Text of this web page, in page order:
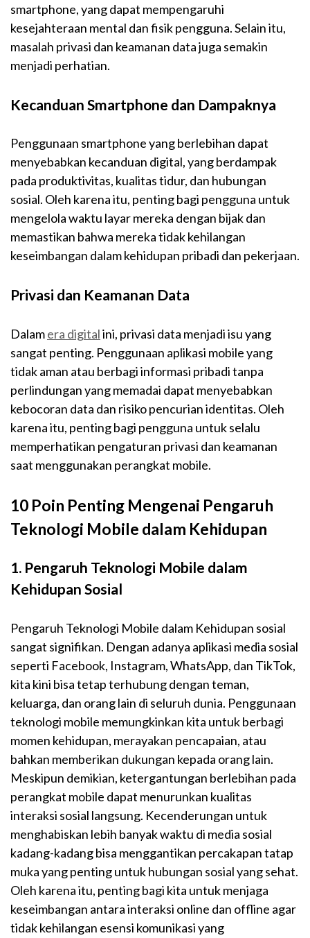
smartphone, yang dapat mempengaruhi
kesejahteraan mental dan fisik pengguna. Selain itu,
masalah privasi dan keamanan data juga semakin
menjadi perhatian.
Kecanduan Smartphone dan Dampaknya
Penggunaan smartphone yang berlebihan dapat
menyebabkan kecanduan digital, yang berdampak
pada produktivitas, kualitas tidur, dan hubungan
sosial. Oleh karena itu, penting bagi pengguna untuk
mengelola waktu layar mereka dengan bijak dan
memastikan bahwa mereka tidak kehilangan
keseimbangan dalam kehidupan pribadi dan pekerjaan.
Privasi dan Keamanan Data
Dalamera digitalini, privasi data menjadi isu yang
sangat penting. Penggunaan aplikasi mobile yang
tidak aman atau berbagi informasi pribadi tanpa
perlindungan yang memadai dapat menyebabkan
kebocoran data dan risiko pencurian identitas. Oleh
karena itu, penting bagi pengguna untuk selalu
memperhatikan pengaturan privasi dan keamanan
saat menggunakan perangkat mobile.
10 Poin Penting Mengenai Pengaruh
Teknologi Mobile dalam Kehidupan
1. Pengaruh Teknologi Mobile dalam
Kehidupan Sosial
Pengaruh Teknologi Mobile dalam Kehidupan sosial
sangat signifikan. Dengan adanya aplikasi media sosial
seperti Facebook, Instagram, WhatsApp, dan TikTok,
kita kini bisa tetap terhubung dengan teman,
keluarga, dan orang lain di seluruh dunia. Penggunaan
teknologi mobile memungkinkan kita untuk berbagi
momen kehidupan, merayakan pencapaian, atau
bahkan memberikan dukungan kepada orang lain.
Meskipun demikian, ketergantungan berlebihan pada
perangkat mobile dapat menurunkan kualitas
interaksi sosial langsung. Kecenderungan untuk
menghabiskan lebih banyak waktu di media sosial
kadang-kadang bisa menggantikan percakapan tatap
muka yang penting untuk hubungan sosial yang sehat.
Oleh karena itu, penting bagi kita untuk menjaga
keseimbangan antara interaksi online dan offline agar
tidak kehilangan esensi komunikasi yang